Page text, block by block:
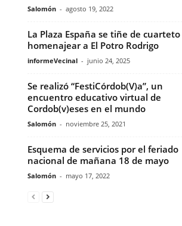
Salomón - agosto 19, 2022
La Plaza España se tiñe de
homenajear a El Potro Rodrigo
informeVecinal - junio 24, 2025
Se realizó “FestiCórdob(V)a”, un
encuentro educativo virtual de
Cordob(v)eses en el mundo
Salomón - noviembre 25, 2021
Esquema de servicios por el feriado
nacional de mañana 18 de mayo
Salomón - mayo 17, 2022